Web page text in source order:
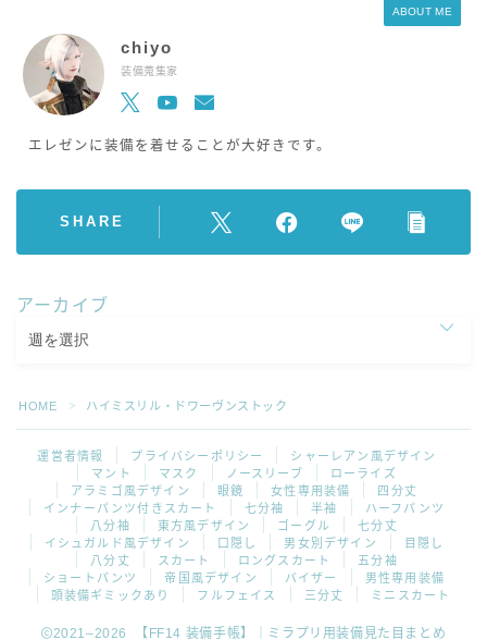
ABOUT ME
chiyo
装備蒐集家
エレゼンに装備を着せることが大好きです。
SHARE
アーカイブ
HOME ＞ ハイミスリル・ドワーヴンストック
運営者情報 プライバシーポリシー
シャーレアン風デザイン
マント
マスク ノースリーブ
ローライズ
アラミゴ風デザイン
眼鏡 女性専用装備
四分丈
インナーパンツ付きスカート
七分袖 半袖
ハーフパンツ
八分袖
東方風デザイン ゴーグル
七分丈
イシュガルド風デザイン
口隠し 男女別デザイン
目隠し
八分丈
スカート ロングスカート
五分袖
ショートパンツ
帝国風デザイン バイザー
男性専用装備
頭装備ギミックあり
フルフェイス 三分丈 ミニスカート
2021–2026 【FF14 装備手帳】｜ミラプリ用装備見た目まとめ